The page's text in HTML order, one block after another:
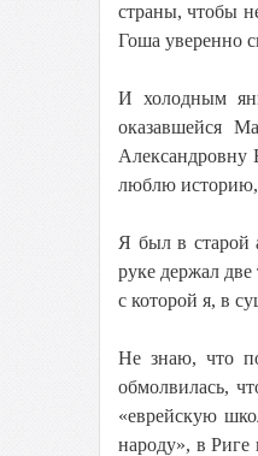
страны, чтобы
Гоша уверенно
И холодным
оказавшейся
Александровну
люблю историю,
Я был в старой
руке держал
с которой я, в
Не знаю, что
обмолвилась,
«еврейскую
народу», в